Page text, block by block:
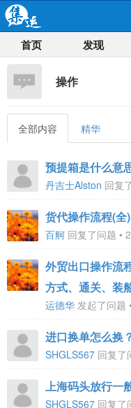
首页 发现
操作
全部内容 精华
预提箱是什么意
丹吉士Alston 回复
货代操作流程(全)
百舸 回复了问题 •
外贸出口操作流
方式、通关、装
运德华 发起了问题
进口换单怎么换
SHGLS567 回复了
上海码头放行一
SHGLS567 回复了